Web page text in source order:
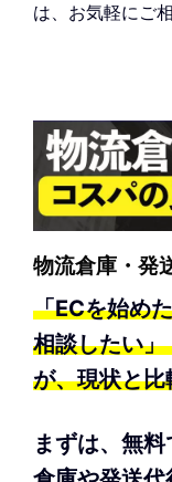
は、お気軽にご
物流倉庫・発
「ECを始め
相談したい
が、現状と
まずは、無